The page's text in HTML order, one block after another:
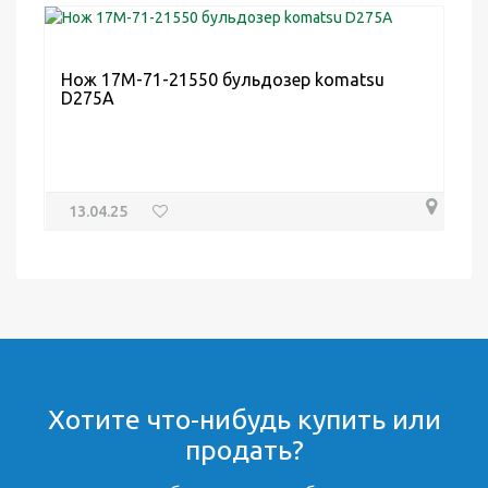
Нож 17M-71-21550 бульдозер komatsu
D275А
13.04.25
Хотите что-нибудь купить или
продать?